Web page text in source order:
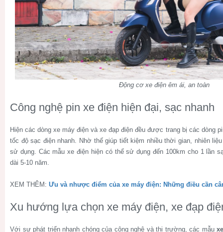
Động cơ xe điện êm ái, an toàn
Công nghệ pin xe điện hiện đại, sạc nhanh
Hiện các dòng xe máy điện và xe đạp điện đều được trang bị các dòng
tốc độ sạc điện nhanh. Nhờ thế giúp tiết kiệm nhiều thời gian, nhiên
sử dụng. Các mẫu xe điện hiện có thể sử dụng đến 100km cho 1 lần
dài 5-10 năm.
XEM THÊM: Ưu và nhược điểm của xe máy điện: Những điều cần
Xu hướng lựa chọn xe máy điện, xe đạp
Với sự phát triển nhanh chóng của công nghệ và thị trường, các mẫu